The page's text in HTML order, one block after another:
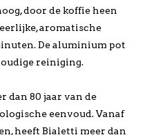
door de koffie heen
aromatische
De aluminium pot
reiniging.
dan 80 jaar van de
eenvoud. Vanaf
heeft Bialetti meer dan